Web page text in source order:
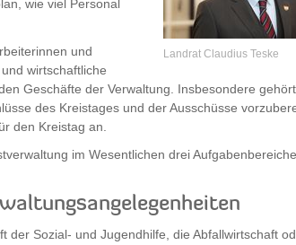
Landrat Claudius Teske
wie viel Personal
und
wirtschaftliche
Geschäfte der Verwaltung. Insbesondere
des Kreistages und der Ausschüsse
den Kreistag an.
im Wesentlichen drei
der Sozial- und Jugendhilfe, die Abfallwirtschaft